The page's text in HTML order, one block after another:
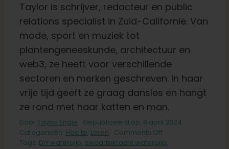
Taylor is schrijver, redacteur en public
relations specialist in Zuid-Californië. Van
mode, sport en muziek tot
plantengeneeskunde, architectuur en
web3, ze heeft voor verschillende
sectoren en merken geschreven. In haar
vrije tijd geeft ze graag dansles en hangt
ze rond met haar katten en man.
Door Taylor Engle
Gepubliceerd op: 8 april 2024
Categorieën: Hoe te, Leren Comments Offon
Bouw
Tags: DIY waterpijp, zwaartekracht waterpijp,